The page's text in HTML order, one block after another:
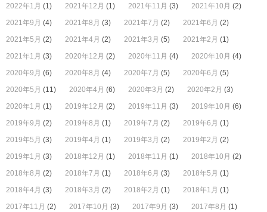
2022年1月 (1) 2021年12月 (1) 2021年11月 (3) 2021年10月 (2)
2021年9月 (4) 2021年8月 (3) 2021年7月 (2) 2021年6月 (2)
2021年5月 (2) 2021年4月 (2) 2021年3月 (5) 2021年2月 (1)
2021年1月 (3) 2020年12月 (2) 2020年11月 (4) 2020年10月 (4)
2020年9月 (6) 2020年8月 (4) 2020年7月 (5) 2020年6月 (5)
2020年5月 (11) 2020年4月 (6) 2020年3月 (2) 2020年2月 (3)
2020年1月 (1) 2019年12月 (2) 2019年11月 (3) 2019年10月 (6)
2019年9月 (2) 2019年8月 (1) 2019年7月 (2) 2019年6月 (1)
2019年5月 (3) 2019年4月 (1) 2019年3月 (2) 2019年2月 (2)
2019年1月 (3) 2018年12月 (1) 2018年11月 (1) 2018年10月 (2)
2018年8月 (2) 2018年7月 (1) 2018年6月 (3) 2018年5月 (1)
2018年4月 (3) 2018年3月 (2) 2018年2月 (1) 2018年1月 (1)
2017年11月 (2) 2017年10月 (3) 2017年9月 (3) 2017年8月 (1)